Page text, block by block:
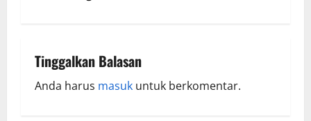
Tinggalkan Balasan
Anda harus masuk untuk berkomentar.